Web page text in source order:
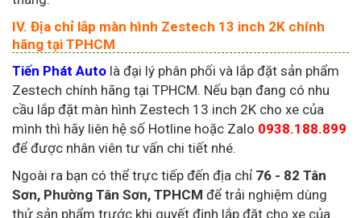
IV. Địa chỉ lắp màn hình Zestech 13 inch 2K chính
hãng tại TPHCM
Tiến Phát Auto là đại lý phân phối và lắp đặt sản phẩm
Zestech chính hãng tại TPHCM. Nếu bạn đang có nhu
cầu lắp đặt màn hình Zestech 13 inch 2K cho xe của
mình thì hãy liên hệ số Hotline hoặc Zalo 0938.188.899
để được nhân viên tư vấn chi tiết nhé.
Ngoài ra bạn có thể trực tiếp đến địa chỉ 76 - 82 Tân
Sơn, Phường Tân Sơn, TPHCM để trải nghiệm dùng
thử sản phẩm trước khi quyết định lắp đặt cho xe của